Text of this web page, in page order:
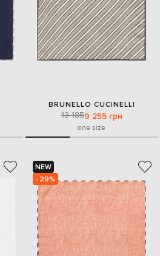
BRUNELLO CUCINELLI
13 1859 255 грн
one size
NEW
- 29%